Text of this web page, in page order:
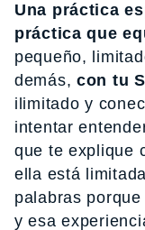
Una práctica
práctica que
pequeño,
demás,con tu
ilimitado y
intentar
que te explique
ella está
palabras
y esa